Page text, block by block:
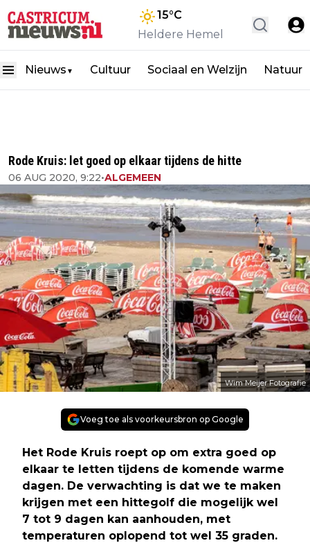
15°C
Heldere Hemel
Nieuws ▼ Cultuur Sociaal en Welzijn Natuur
Rode Kruis: let goed op elkaar tijdens de hitte
06 AUG 2020, 9:22•ALGEMEEN
Wim Meijer Fotografie
Voeg toe als voorkeursbron op Google
Het Rode Kruis roept op om extra goed op
elkaar te letten tijdens de komende warme
dagen. De verwachting is dat we te maken
krijgen met een hittegolf die mogelijk wel
7 tot 9 dagen kan aanhouden, met
temperaturen oplopend tot wel 35 graden.